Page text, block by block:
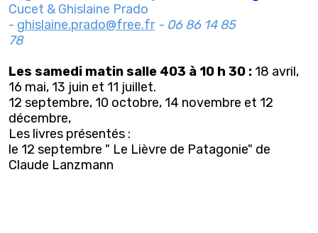
Cucet & Ghislaine Prado
- ghislaine.prado@free.fr - 06 86 14 85
78
Les samedi matin salle 403 à 10 h 30 : 18 avril,
16 mai, 13 juin et 11 juillet.
12 septembre, 10 octobre, 14 novembre et 12
décembre,
Les livres présentés :
le 12 septembre " Le Lièvre de Patagonie" de
Claude Lanzmann